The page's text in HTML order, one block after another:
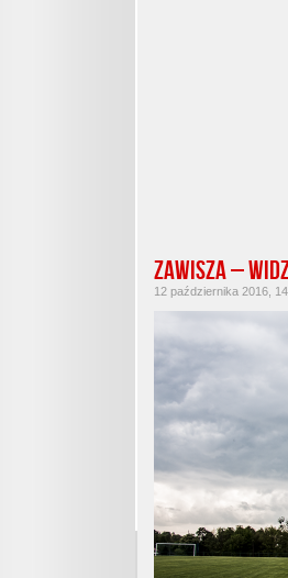
Zawisza –
12 października 2016,